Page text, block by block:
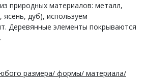
природных материалов: металл,
ясень, дуб), используем
Деревянные элементы покрываются
размера/ формы/ материала/